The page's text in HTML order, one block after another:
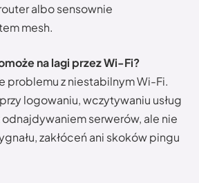
albo sensownie
mesh.
na lagi przez Wi-Fi?
problemu z niestabilnym Wi-Fi.
logowaniu, wczytywaniu usług
serwerów, ale nie
zakłóceń ani skoków pingu